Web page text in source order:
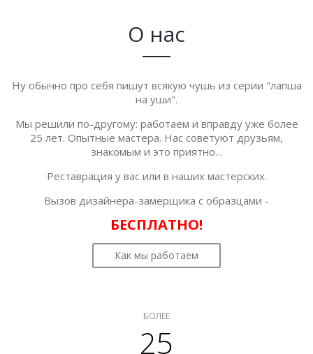
О нас
Ну обычно про себя пишут всякую чушь из серии "лапша
на уши".
Мы решили по-другому: работаем и вправду уже более
25 лет. Опытные мастера. Нас советуют друзьям,
знакомым и это приятно…
Реставрация у вас или в наших мастерских.
Вызов дизайнера-замерщика с образцами -
БЕСПЛАТНО!
Как мы работаем
БОЛЕЕ
25